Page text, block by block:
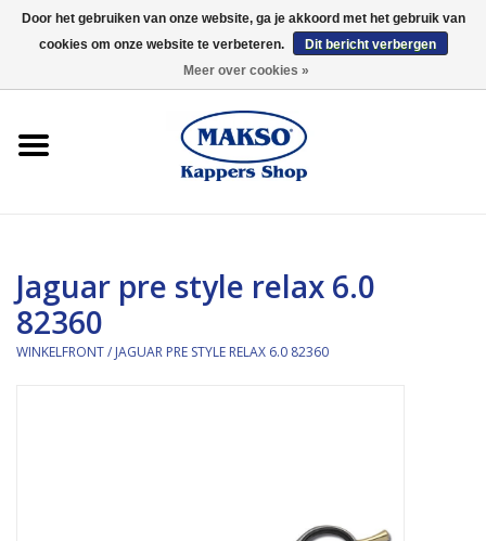
0 Artikelen - €0,00
Kaaral
360
Jaguar pre style relax 6.0
82360
WINKELFRONT/ JAGUAR PRE STYLE RELAX 6.0 82360
Door het gebruiken van onze website, ga je akkoord met het gebruik van
cookies om onze website te verbeteren.
Dit bericht verbergen
Meer over cookies »